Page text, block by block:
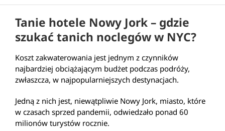
Tanie hotele Nowy Jork – gdzie
szukać tanich noclegów w NYC?
Koszt zakwaterowania jest jednym z czynników
najbardziej obciążającym budżet podczas podróży,
zwłaszcza, w najpopularniejszych destynacjach.
Jedną z nich jest, niewątpliwie Nowy Jork, miasto, które
w czasach sprzed pandemii, odwiedzało ponad 60
milionów turystów rocznie.